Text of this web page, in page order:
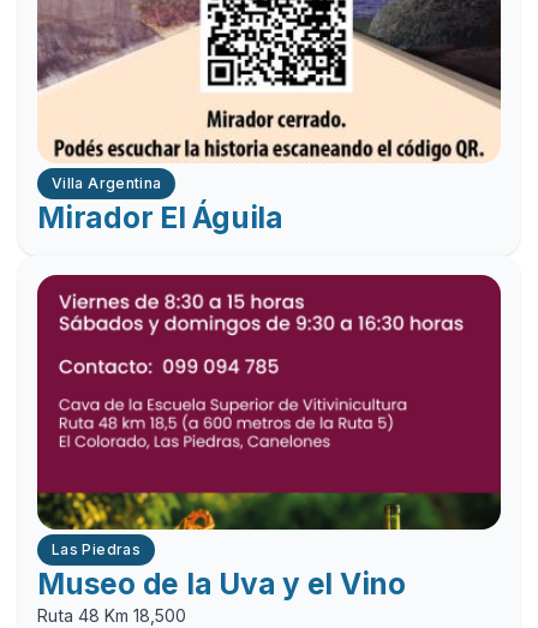
Villa Argentina
Mirador El Águila
Las Piedras
Museo de la Uva y el Vino
Ruta 48 Km 18,500